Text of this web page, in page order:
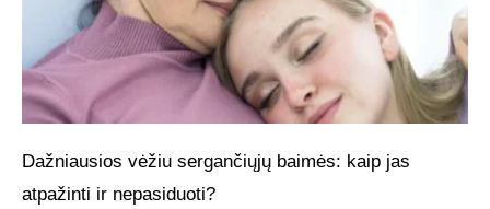
Dažniausios vėžiu sergančiųjų baimės: kaip jas
atpažinti ir nepasiduoti?